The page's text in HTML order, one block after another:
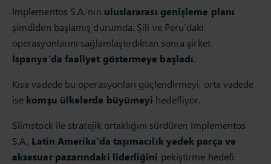
Implementos S.A.’nın uluslararası genişleme planı
şimdiden başlamış durumda. Şili ve Peru’daki
operasyonlarını sağlamlaştırdıktan sonra şirket
İspanya’da faaliyet göstermeye başladı.
Kısa vadede bu operasyonları güçlendirmeyi, orta vadede
ise komşu ülkelerde büyümeyi hedefliyor.
Slimstock ile stratejik ortaklığını sürdüren Implementos
S.A., Latin Amerika’da taşımacılık yedek parça ve
aksesuar pazarındaki liderliğini pekiştirme hedefi